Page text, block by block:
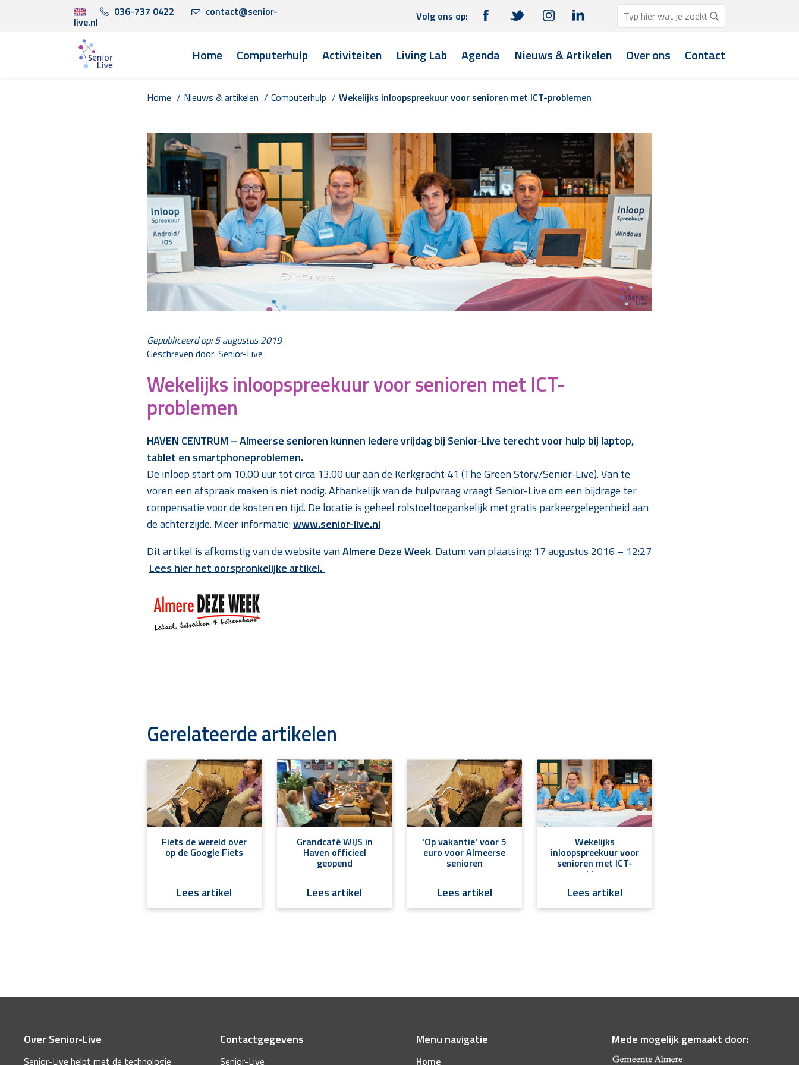
036-737 0422 contact@senior-
live.nl Volg ons op:
Home Computerhulp Activiteiten Living Lab Agenda Nieuws & Artikelen Over ons Contact
Home / Nieuws & artikelen / Computerhulp / Wekelijks inloopspreekuur voor senioren met ICT-problemen
Gepubliceerd op: 5 augustus 2019
Geschreven door: Senior-Live
Wekelijks inloopspreekuur voor senioren met ICT-
problemen
HAVEN CENTRUM – Almeerse senioren kunnen iedere vrijdag bij Senior-Live terecht voor hulp bij laptop,
tablet en smartphoneproblemen.
De inloop start om 10.00 uur tot circa 13.00 uur aan de Kerkgracht 41 (The Green Story/Senior-Live). Van te
voren een afspraak maken is niet nodig. Afhankelijk van de hulpvraag vraagt Senior-Live om een bijdrage ter
compensatie voor de kosten en tijd. De locatie is geheel rolstoeltoegankelijk met gratis parkeergelegenheid aan
de achterzijde. Meer informatie:www.senior-live.nl
Dit artikel is afkomstig van de website vanAlmere Deze Week. Datum van plaatsing: 17 augustus 2016 – 12:27
Lees hier het oorspronkelijke artikel.
Gerelateerde artikelen
Fiets de wereld over
op de Google Fiets
Lees artikel
Grandcafé WIJS in
Haven officieel
geopend
Lees artikel
'Op vakantie' voor 5
euro voor Almeerse
senioren
Lees artikel
Wekelijks
inloopspreekuur voor
senioren met ICT-
problemen
Lees artikel
Over Senior-Live
Senior-Live helpt met de technologie
Contactgegevens
Senior-Live
Menu navigatie
Home
Mede mogelijk gemaakt door: